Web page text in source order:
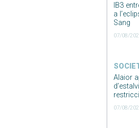
IB3
a
Sang
07/08/
Alaior
07/08/